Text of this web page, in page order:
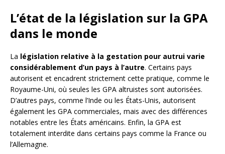
L’état de la législation sur la GPA
dans le monde
La législation relative à la gestation pour autrui varie
considérablement d’un pays à l’autre. Certains pays
autorisent et encadrent strictement cette pratique, comme le
Royaume-Uni, où seules les GPA altruistes sont autorisées.
D’autres pays, comme l’Inde ou les États-Unis, autorisent
également les GPA commerciales, mais avec des différences
notables entre les États américains. Enfin, la GPA est
totalement interdite dans certains pays comme la France ou
l’Allemagne.